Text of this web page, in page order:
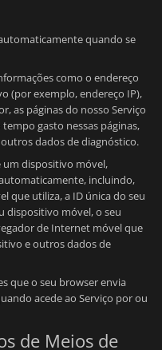
quando se
como o endereço
(por exemplo, endereço IP),
as páginas do nosso Serviço
gasto nessas páginas,
dados de diagnóstico.
um dispositivo móvel,
incluindo,
que utiliza, a ID única do seu
dispositivo móvel, o seu
de Internet móvel que
e outros dados de
que o seu browser envia
acede ao Serviço por ou
de Meios de